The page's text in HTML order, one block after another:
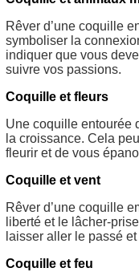
Rêver d’une coquille
symboliser la
indiquer que vous
suivre vos passions.
Coquille et fleurs
Une coquille entourée
la croissance. Cela
fleurir et de vous
Coquille et vent
Rêver d’une coquille
liberté et le lâcher-
laisser aller le passé
Coquille et feu